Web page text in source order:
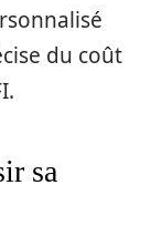
du coût
sa